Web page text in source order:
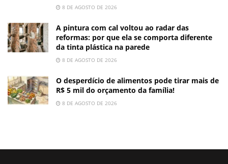
8 DE AGOSTO DE 2026
A pintura com cal voltou ao radar das
reformas: por que ela se comporta diferente
da tinta plástica na parede
8 DE AGOSTO DE 2026
O desperdício de alimentos pode tirar mais de
R$ 5 mil do orçamento da família!
8 DE AGOSTO DE 2026